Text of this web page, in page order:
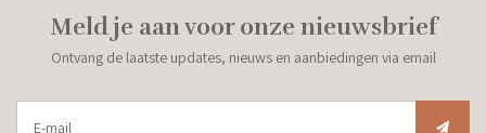
Meld je aan voor onze nieuwsbrief
Ontvang de laatste updates, nieuws en aanbiedingen via email